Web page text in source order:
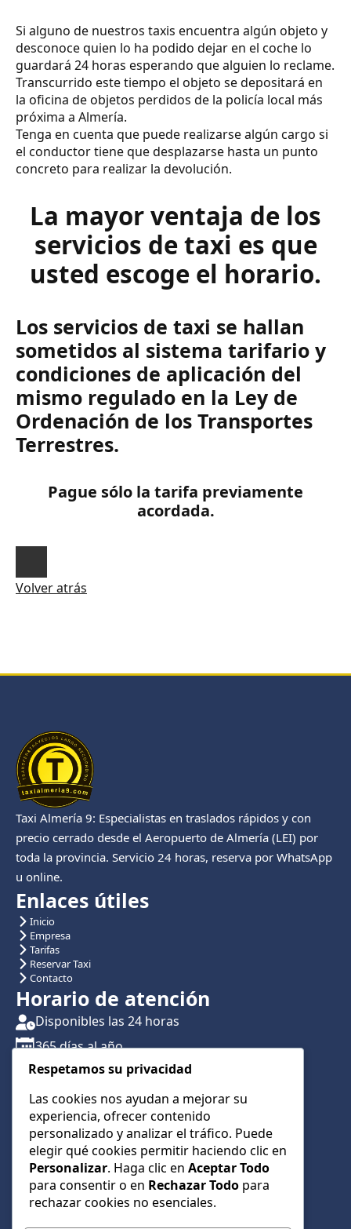
Si alguno de nuestros taxis encuentra algún objeto y
desconoce quien lo ha podido dejar en el coche lo
guardará 24 horas esperando que alguien lo reclame.
Transcurrido este tiempo el objeto se depositará en
la oficina de objetos perdidos de la policía local más
próxima a Almería.
Tenga en cuenta que puede realizarse algún cargo si
el conductor tiene que desplazarse hasta un punto
concreto para realizar la devolución.
La mayor ventaja de los
servicios de taxi es que
usted escoge el horario.
Los servicios de taxi se hallan
sometidos al sistema tarifario y
condiciones de aplicación del
mismo regulado en la Ley de
Ordenación de los Transportes
Terrestres.
Pague sólo la tarifa previamente
acordada.
Volver atrás
Taxi Almería 9: Especialistas en traslados rápidos y con
precio cerrado desde el Aeropuerto de Almería (LEI) por
toda la provincia. Servicio 24 horas, reserva por WhatsApp
u online.
Enlaces útiles
Inicio
Empresa
Tarifas
Reservar Taxi
Contacto
Horario de atención
Disponibles las 24 horas
365 días al año
Traslados con reserva previa
Atención por teléfono y WhatsApp 24/7
CONTÁCTANOS
+34 622 01 23 74
+34 622 01 23 74
info@taxialmeria9.com
Respetamos su privacidad
Las cookies nos ayudan a mejorar su
experiencia, ofrecer contenido
personalizado y analizar el tráfico. Puede
elegir qué cookies permitir haciendo clic en
Personalizar. Haga clic en Aceptar Todo
para consentir o en Rechazar Todo para
rechazar cookies no esenciales.